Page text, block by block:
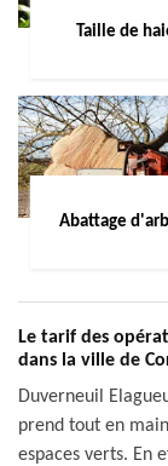
Taille de
Abattage
Le tarif des
dans la ville de
Duverneuil
prend tout en
espaces verts. En